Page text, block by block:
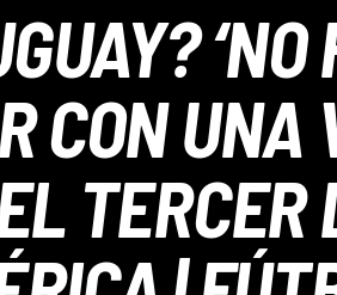
UNA
TERCER